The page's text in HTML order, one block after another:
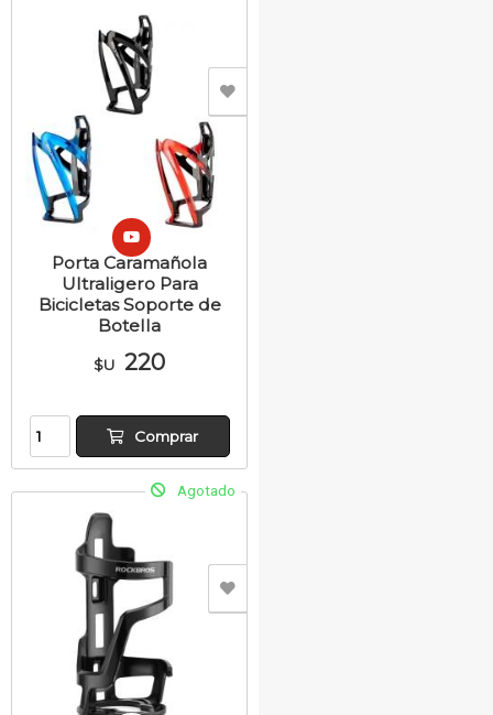
Porta Caramañola
Ultraligero Para
Bicicletas Soporte de
Botella
$U 220
Comprar
Agotado